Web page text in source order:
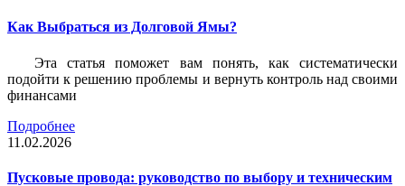
Как Выбраться из Долговой Ямы?
Эта статья поможет вам понять, как систематически
подойти к решению проблемы и вернуть контроль над своими
финансами
Подробнее
11.02.2026
Пусковые провода: руководство по выбору и техническим